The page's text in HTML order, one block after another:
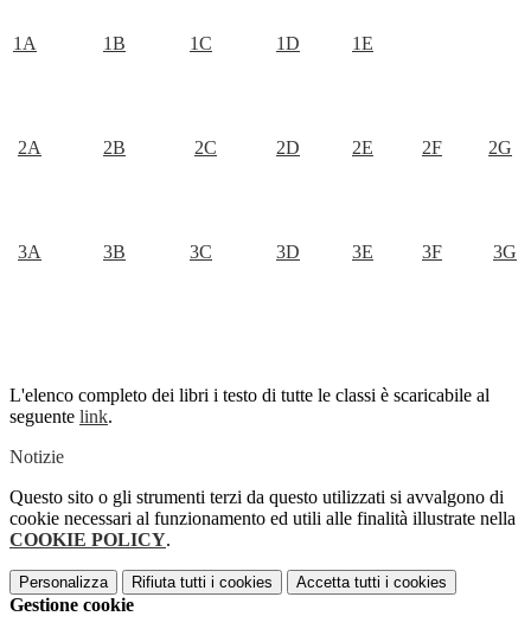
1A 1B 1C 1D 1E
2A 2B 2C 2D 2E 2F 2G
3A 3B 3C 3D 3E 3F 3G
L'elenco completo dei libri i testo di tutte le classi è scaricabile al
seguente link.
Notizie
Questo sito o gli strumenti terzi da questo utilizzati si avvalgono di
cookie necessari al funzionamento ed utili alle finalità illustrate nella
COOKIE POLICY.
Personalizza Rifiuta tutti i cookies Accetta tutti i cookies
Gestione cookie